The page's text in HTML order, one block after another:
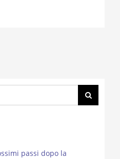
passi dopo la